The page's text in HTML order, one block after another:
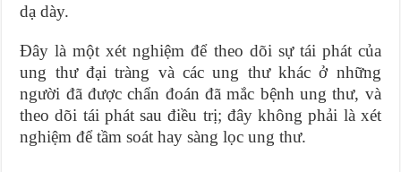
dạ dày.
Đây là một xét nghiệm để theo dõi sự tái phát của
ung thư đại tràng và các ung thư khác ở những
người đã được chẩn đoán đã mắc bệnh ung thư, và
theo dõi tái phát sau điều trị; đây không phải là xét
nghiệm để tầm soát hay sàng lọc ung thư.